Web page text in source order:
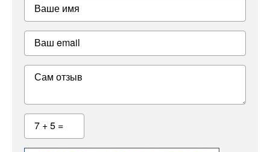
Ваше имя
Ваш email
Сам отзыв
7 + 5 =